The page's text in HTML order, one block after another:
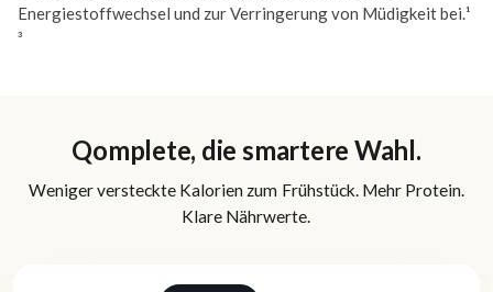
Energiestoffwechsel und zur Verringerung von Müdigkeit bei.¹
³
Qomplete, die smartere Wahl.
Weniger versteckte Kalorien zum Frühstück. Mehr Protein.
Klare Nährwerte.